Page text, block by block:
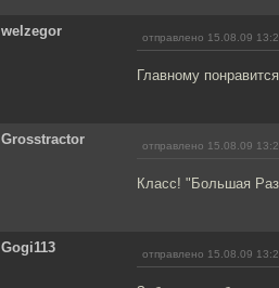
welzegor отправлено 15.08.09
Главному
Grosstractor отправлено 15.08.09
Класс! "Большая
Gogi113 отправлено 15.08.09